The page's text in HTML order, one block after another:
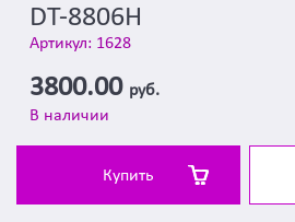
DT-8806H
Артикул: 1628
3800.00 руб.
В наличии
Купить